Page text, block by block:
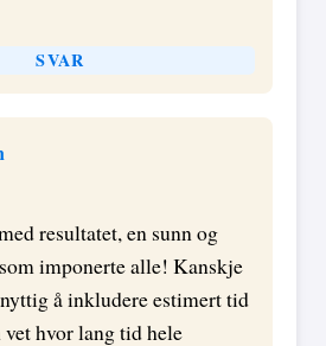
SVAR
resultatet, en sunn og
imponerte alle! Kanskje
å inkludere estimert tid
vet hvor lang tid hele